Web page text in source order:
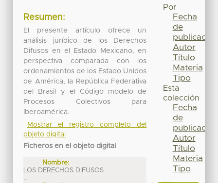
Resumen:
El presente artículo ofrece un
análisis jurídico de los Derechos
Difusos en el Estado Mexicano, en
perspectiva comparada con los
ordenamientos de los Estado Unidos
de América, la República Federativa
del Brasil y el Código modelo de
Procesos Colectivos para
Iberoamérica.
Mostrar el registro completo del
objeto digital
Ficheros en el objeto digital
Nombre:
LOS DERECHOS DIFUSOS
...
Por
Fecha
de
publicación
Autor
Título
Materia
Tipo
Esta
colección
Fecha
de
publicación
Autor
Título
Materia
Tipo